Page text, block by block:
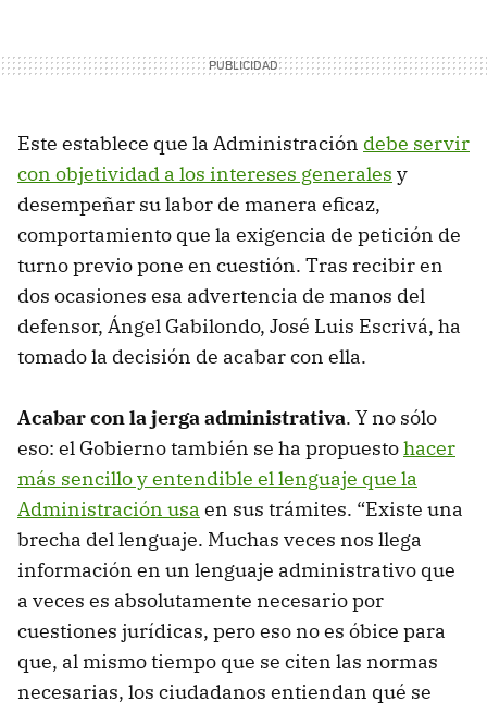
Este establece que la Administración debe servir
con objetividad a los intereses generales y
desempeñar su labor de manera eficaz,
comportamiento que la exigencia de petición de
turno previo pone en cuestión. Tras recibir en
dos ocasiones esa advertencia de manos del
defensor, Ángel Gabilondo, José Luis Escrivá, ha
tomado la decisión de acabar con ella.
Acabar con la jerga administrativa. Y no sólo
eso: el Gobierno también se ha propuestohacer
más sencillo y entendible el lenguaje que la
Administración usa en sus trámites. “Existe una
brecha del lenguaje. Muchas veces nos llega
información en un lenguaje administrativo que
a veces es absolutamente necesario por
cuestiones jurídicas, pero eso no es óbice para
que, al mismo tiempo que se citen las normas
necesarias, los ciudadanos entiendan qué se